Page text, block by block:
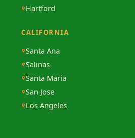
Hartford
CALIFORNIA
Santa Ana
Salinas
Santa Maria
San Jose
Los Angeles